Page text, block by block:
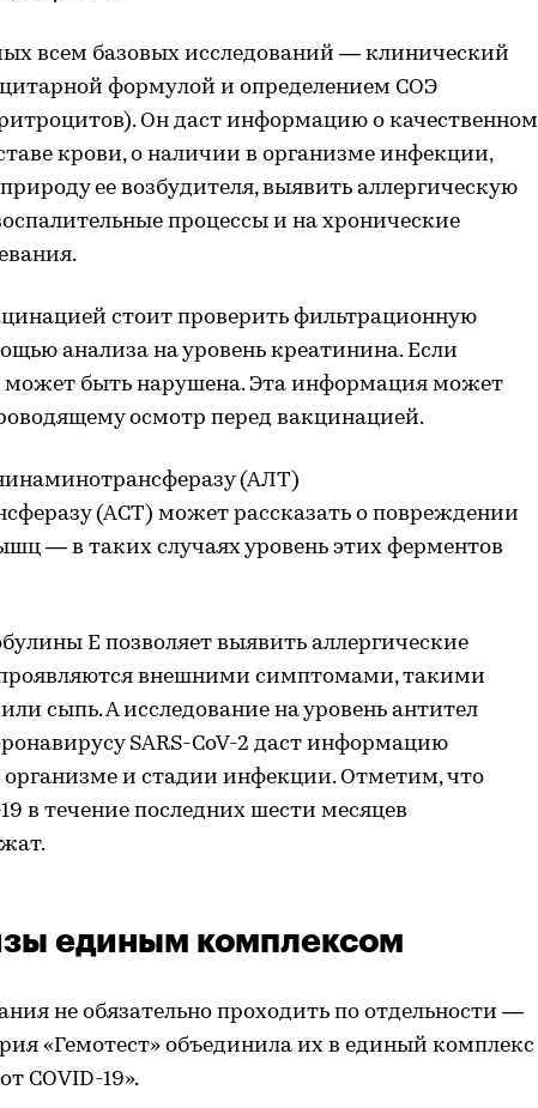
всем базовых исследований — клинический
формулой и определением СОЭ
Он даст информацию о качественном
крови, о наличии в организме инфекции,
ее возбудителя, выявить аллергическую
процессы и на хронические
стоит проверить фильтрационную
анализа на уровень креатинина. Если
быть нарушена. Эта информация может
осмотр перед вакцинацией.
(АЛТ)
(АСТ) может рассказать о повреждении
— в таких случаях уровень этих ферментов
E позволяет выявить аллергические
внешними симптомами, такими
сыпь. А исследование на уровень антител
SARS-CoV-2 даст информацию
организме и стадии инфекции. Отметим, что
в течение последних шести месяцев
единым комплексом
не обязательно проходить по отдельности —
«Гемотест» объединила их в единый комплекс
COVID-19».